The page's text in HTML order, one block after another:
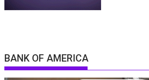
BANK OF AMERICA